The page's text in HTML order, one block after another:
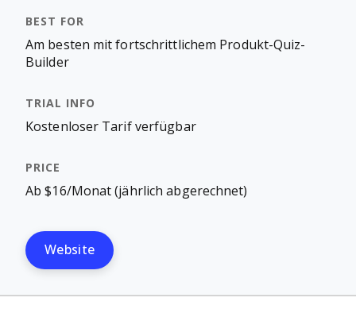
Am besten mit fortschrittlichem Produkt-Quiz-
Builder
Kostenloser Tarif verfügbar
Ab $16/Monat (jährlich abgerechnet)
Website